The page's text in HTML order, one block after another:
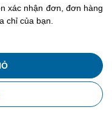
xác nhận đơn, đơn hàng
chỉ của bạn.